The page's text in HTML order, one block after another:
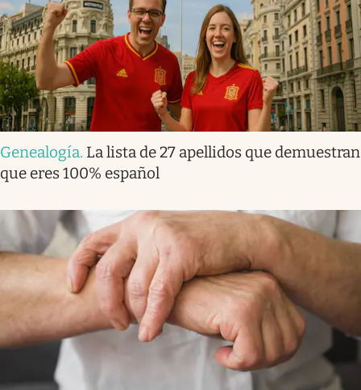
Genealogía. La lista de 27 apellidos que demuestran
que eres 100% español